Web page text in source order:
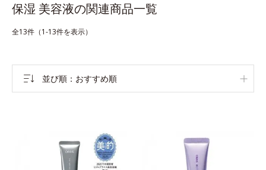
保湿 美容液の関連商品一覧
全13件（1-13件を表示）
並び順 おすすめ順